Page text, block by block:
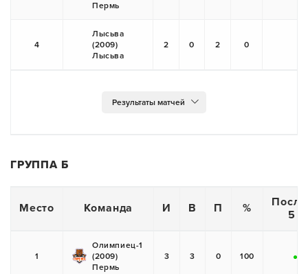
Пермь
4
Лысьва
(2009)
Лысьва
2 0 2 0
ГРУППА Б
Место Команда И В П %
5
1
Олимпиец-1
(2009)
Пермь
3 3 0 100
+